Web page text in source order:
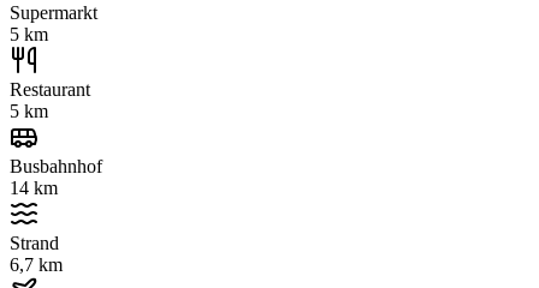
Supermarkt
5 km
Restaurant
5 km
Busbahnhof
14 km
Strand
6,7 km